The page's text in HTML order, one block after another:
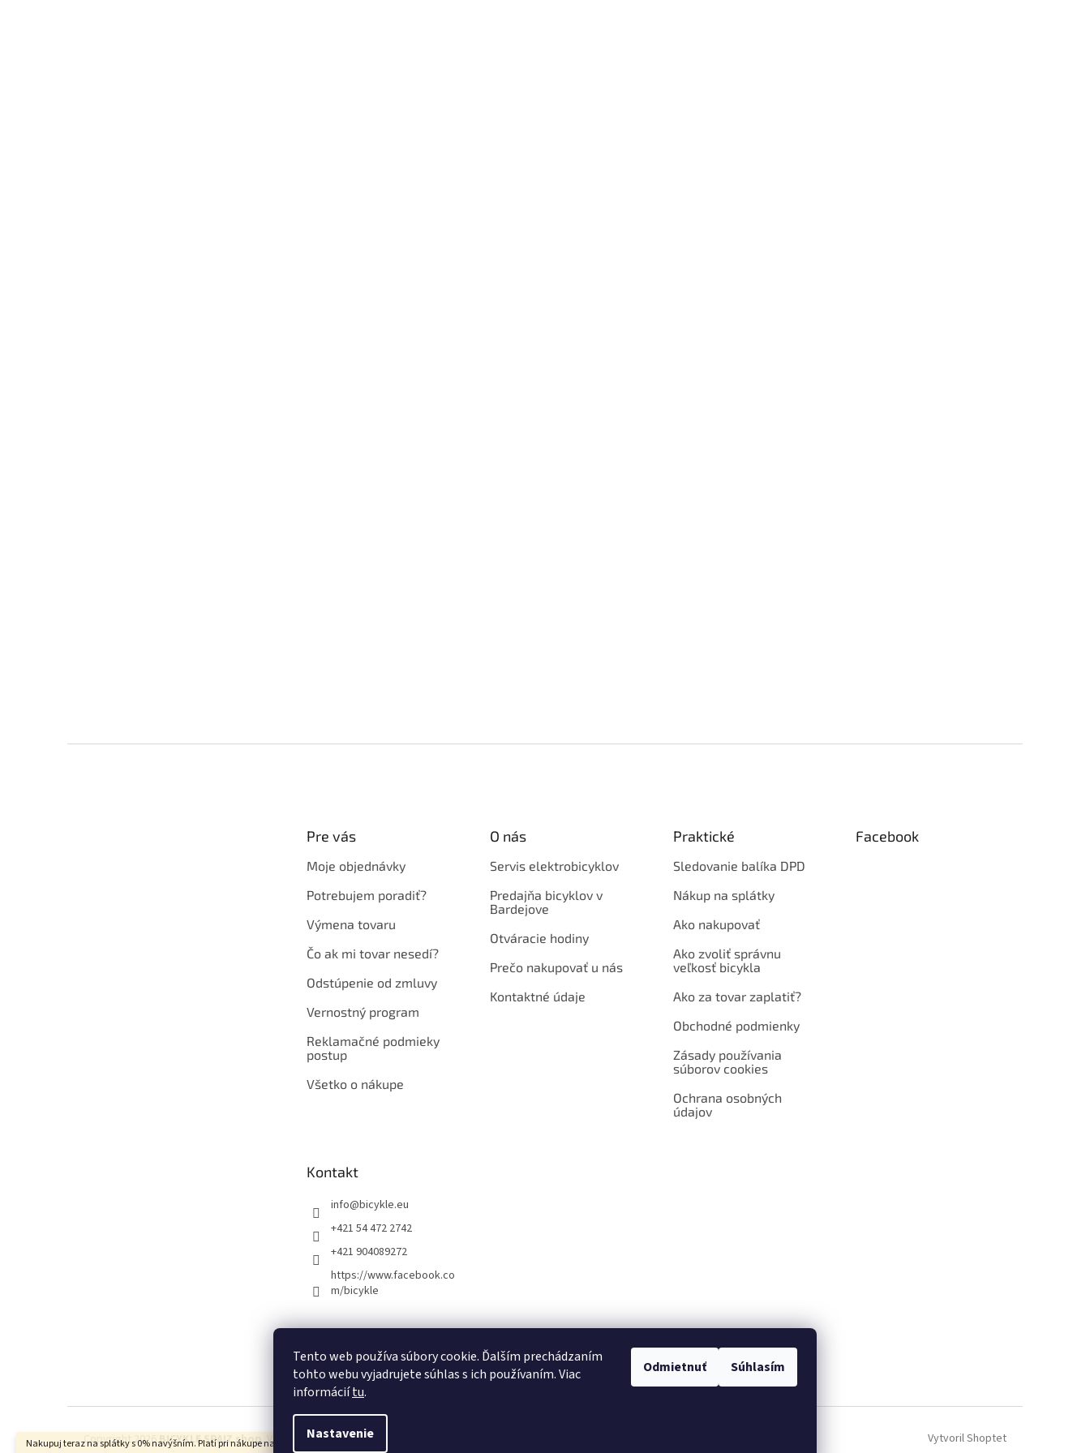
Tento web používa súbory cookie. Ďalším prechádzaním
tohto webu vyjadrujete súhlas s ich používaním. Viac
informáciítu.
Nastavenie
Odmietnuť Súhlasím
Nakupuj teraz na splátky s 0% navýšním. Platí pri nákupe nad 100€.
Pre vás
Moje objednávky
Potrebujem poradiť?
Výmena tovaru
Čo ak mi tovar nesedí?
Odstúpenie od zmluvy
Vernostný program
Reklamačné podmieky
postup
Všetko o nákupe
O nás
Servis elektrobicyklov
Predajňa bicyklov v
Bardejove
Otváracie hodiny
Prečo nakupovať u nás
Kontaktné údaje
Praktické
Sledovanie balíka DPD
Nákup na splátky
Ako nakupovať
Ako zvoliť správnu
veľkosť bicykla
Ako za tovar zaplatiť?
Obchodné podmienky
Zásady používania
súborov cookies
Ochrana osobných
údajov
Facebook
Kontakt
info@bicykle.eu
+421 54 472 2742
+421 904089272
https://www.facebook.co
m/bicykle
Vytvoril Shoptet
Copyright 2026BICYKLE SPAIZ shop. Všetky práva vyhradené.